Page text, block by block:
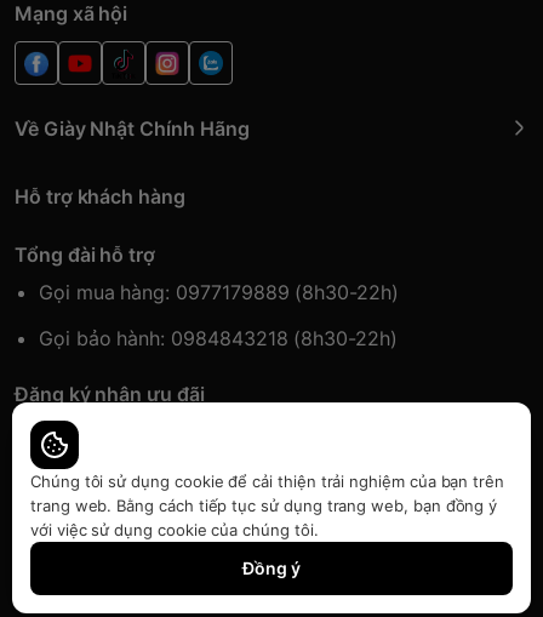
Mạng xã hội
Về Giày Nhật Chính Hãng
Hỗ trợ khách hàng
Tổng đài hỗ trợ
Gọi mua hàng: 0977179889 (8h30-22h)
Gọi bảo hành: 0984843218 (8h30-22h)
Đăng ký nhận ưu đãi
Đăng kí để nhận thông tin ưu đãi sớm nhất.
Bàn quyền thuộc về Japansport | Cung cấp bởiSapo
Chúng tôi sử dụng cookie để cải thiện trải nghiệm của bạn trên
trang web. Bằng cách tiếp tục sử dụng trang web, bạn đồng ý
với việc sử dụng cookie của chúng tôi.
Đồng ý